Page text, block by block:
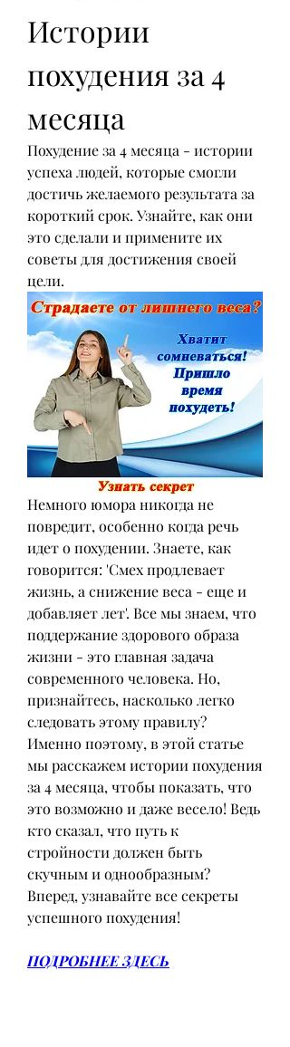
Истории
похудения за 4
месяца
Похудение за 4 месяца - истории
успеха людей, которые смогли
достичь желаемого результата за
короткий срок. Узнайте, как они
это сделали и примените их
советы для достижения своей
цели.
Немного юмора никогда не
повредит, особенно когда речь
идет о похудении. Знаете, как
говорится: 'Смех продлевает
жизнь, а снижение веса - еще и
добавляет лет'. Все мы знаем, что
поддержание здорового образа
жизни - это главная задача
современного человека. Но,
признайтесь, насколько легко
следовать этому правилу?
Именно поэтому, в этой статье
мы расскажем истории похудения
за 4 месяца, чтобы показать, что
это возможно и даже весело! Ведь
кто сказал, что путь к
стройности должен быть
скучным и однообразным?
Вперед, узнавайте все секреты
успешного похудения!
ПОДРОБНЕЕ ЗДЕСЬ